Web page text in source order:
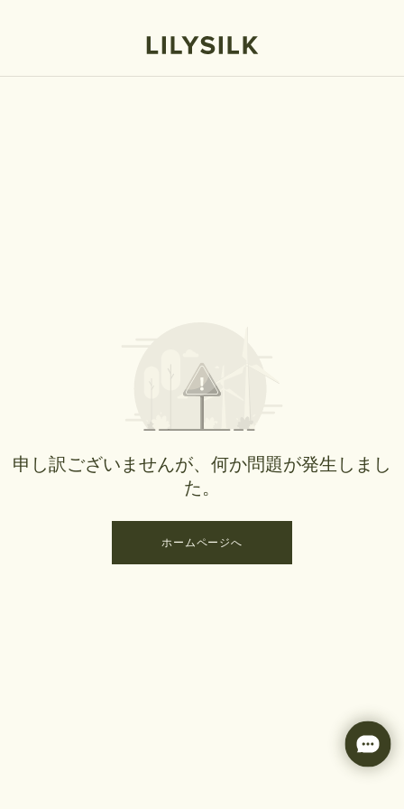
申し訳ございませんが、何か問題が発生しまし
た。
ホームページへ